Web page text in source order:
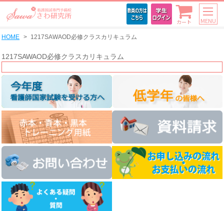
カート MENU
HOME 1217SAWAOD必修クラスカリキュラム
1217SAWAOD必修クラスカリキュラム